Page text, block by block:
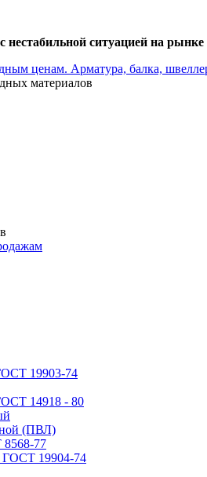
ситуацией на
материалов
19903-74
14918 - 80
(ПВЛ)
77
ГОСТ 19904-74